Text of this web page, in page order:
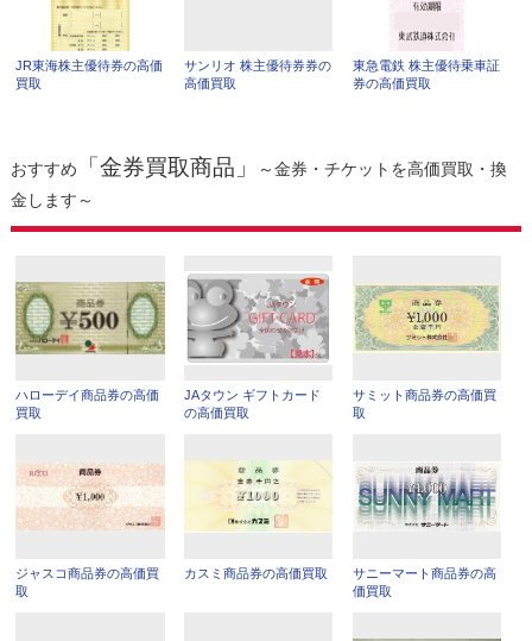
JR東海株主優待券の高価
買取
サンリオ 株主優待券券の
高価買取
東急電鉄 株主優待乗車証
券の高価買取
おすすめ 「金券買取商品」
～金券・チケットを高価買取・換
金します～
ハローデイ商品券の高価
買取
JAタウン ギフトカード
の高価買取
サミット商品券の高価買
取
ジャスコ商品券の高価買
取
カスミ商品券の高価買取
サニーマート商品券の高
価買取